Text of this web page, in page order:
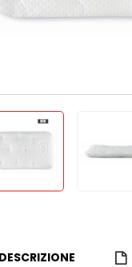
DESCRIZIONE